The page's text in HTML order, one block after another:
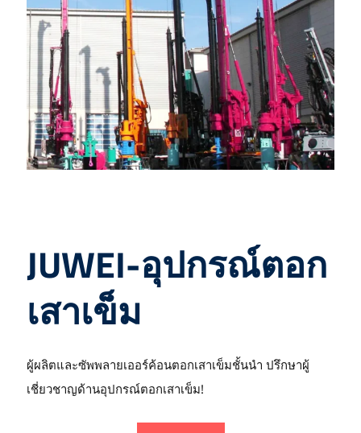
JUWEI-อุปกรณ์ตอก
เสาเข็ม
ผู้ผลิตและซัพพลายเออร์ค้อนตอกเสาเข็มชั้นนำ ปรึกษาผู้
เชี่ยวชาญด้านอุปกรณ์ตอกเสาเข็ม!